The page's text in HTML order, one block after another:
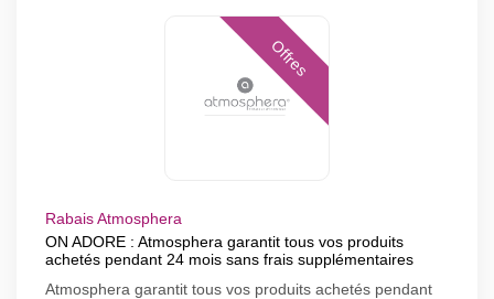
Offres
Rabais Atmosphera
ON ADORE : Atmosphera garantit tous vos produits
achetés pendant 24 mois sans frais supplémentaires
Atmosphera garantit tous vos produits achetés pendant